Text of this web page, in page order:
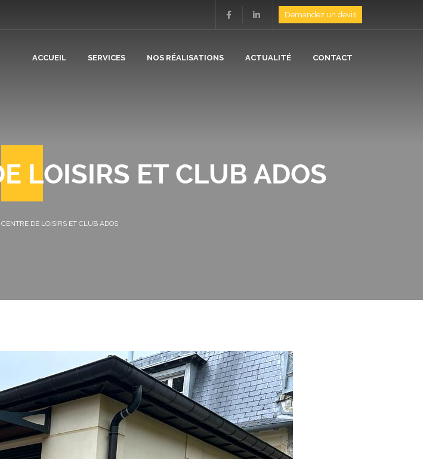
Demandez un devis
ACCUEIL SERVICES
PLÂTRERIE / ISOLATION
COUVERTURE
NOS RÉALISATIONS ACTUALITÉ CONTACT
LOISIRS ET CLUB ADOS
DE LOISIRS ET CLUB ADOS